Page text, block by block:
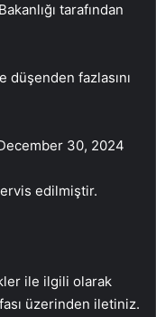
tarafından
fazlasını
30, 2024
edilmiştir.
ile ilgili olarak
üzerinden iletiniz.